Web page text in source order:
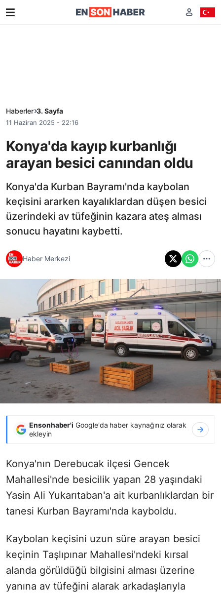
Haberler 3. Sayfa
11 Haziran 2025 - 22:16
Konya'da kayıp kurbanlığı
arayan besici canından oldu
Konya'da Kurban Bayramı'nda kaybolan
keçisini ararken kayalıklardan düşen besici
üzerindeki av tüfeğinin kazara ateş alması
sonucu hayatını kaybetti.
Haber Merkezi
Ensonhaber'i Google'da haber kaynağınız olarak
ekleyin
Konya'nın Derebucak ilçesi Gencek
Mahallesi'nde besicilik yapan 28 yaşındaki
Yasin Ali Yukarıtaban'a ait kurbanlıklardan bir
tanesi Kurban Bayramı'nda kayboldu.
Kaybolan keçisini uzun süre arayan besici
keçinin Taşlıpınar Mahallesi'ndeki kırsal
alanda görüldüğü bilgisini alması üzerine
yanına av tüfeğini alarak arkadaşlarıyla